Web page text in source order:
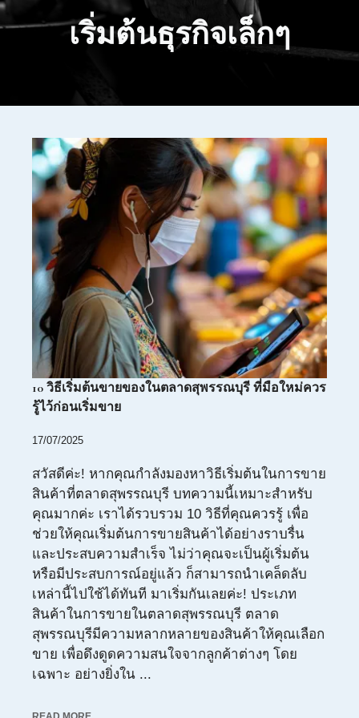
เริ่มต้นธุรกิจเล็กๆ
10 วิธีเริ่มต้นขายของในตลาดสุพรรณบุรี ที่มือใหม่ควร
รู้ไว้ก่อนเริ่มขาย
17/07/2025
สวัสดีค่ะ! หากคุณกำลังมองหาวิธีเริ่มต้นในการขาย
สินค้าที่ตลาดสุพรรณบุรี บทความนี้เหมาะสำหรับ
คุณมากค่ะ เราได้รวบรวม 10 วิธีที่คุณควรรู้ เพื่อ
ช่วยให้คุณเริ่มต้นการขายสินค้าได้อย่างราบรื่น
และประสบความสำเร็จ ไม่ว่าคุณจะเป็นผู้เริ่มต้น
หรือมีประสบการณ์อยู่แล้ว ก็สามารถนำเคล็ดลับ
เหล่านี้ไปใช้ได้ทันที มาเริ่มกันเลยค่ะ! ประเภท
สินค้าในการขายในตลาดสุพรรณบุรี ตลาด
สุพรรณบุรีมีความหลากหลายของสินค้าให้คุณเลือก
ขาย เพื่อดึงดูดความสนใจจากลูกค้าต่างๆ โดย
เฉพาะ อย่างยิ่งใน ...